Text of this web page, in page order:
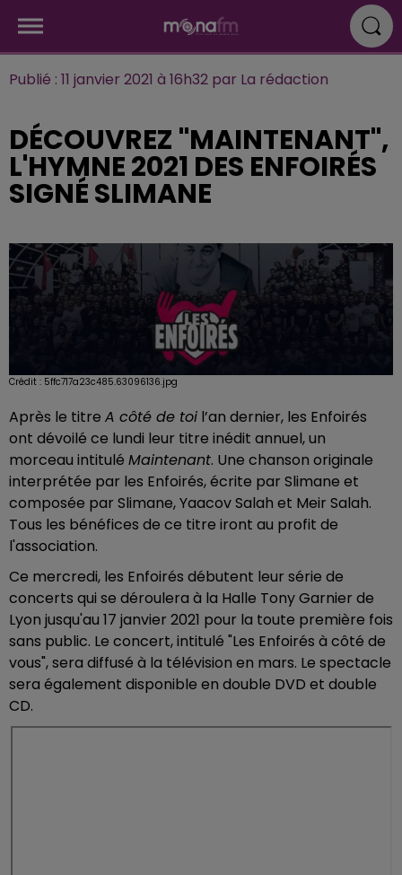
Publié : 11 janvier 2021 à 16h32 par La rédaction
DÉCOUVREZ "MAINTENANT",
L'HYMNE 2021 DES ENFOIRÉS
SIGNÉ SLIMANE
Crédit : 5ffc717a23c485.63096136.jpg
Après le titre A côté de toi l’an dernier, les Enfoirés
ont dévoilé ce lundi leur titre inédit annuel, un
morceau intitulé Maintenant. Une chanson originale
interprétée par les Enfoirés, écrite par Slimane et
composée par Slimane, Yaacov Salah et Meir Salah.
Tous les bénéfices de ce titre iront au profit de
l'association.
Ce mercredi, les Enfoirés débutent leur série de
concerts qui se déroulera à la Halle Tony Garnier de
Lyon jusqu'au 17 janvier 2021 pour la toute première fois
sans public. Le concert, intitulé "Les Enfoirés à côté de
vous", sera diffusé à la télévision en mars. Le spectacle
sera également disponible en double DVD et double
CD.